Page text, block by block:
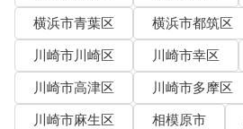
横浜市青葉区
横浜市都筑区
川崎市川崎区
川崎市幸区
川崎市高津区
川崎市多摩区
川崎市麻生区
相模原市